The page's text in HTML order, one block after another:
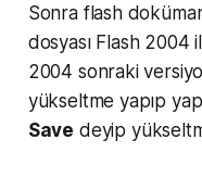
Sonra flash
dosyası Flash 2004
2004 sonraki
yükseltme yapıp
Save deyip